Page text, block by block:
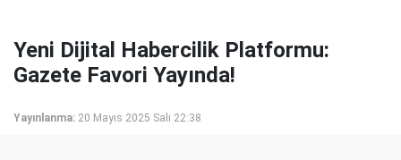
Yeni Dijital Habercilik Platformu:
Gazete Favori Yayında!
Yayınlanma: 20 Mayıs 2025 Salı 22:38